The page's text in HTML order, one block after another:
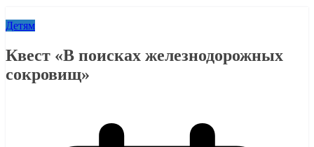
Детям
Квест «В поисках железнодорожных
сокровищ»